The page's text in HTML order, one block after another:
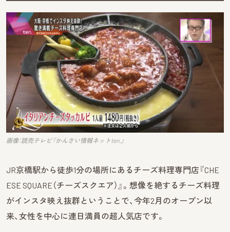
画像：読売テレビ『かんさい情報ネットten.』
JR京橋駅から徒歩1分の場所にあるチーズ料理専門店『CHE
ESE SQUARE（チーズスクエア）』。想像を絶するチーズ料理
がインスタ映え抜群ということで、今年2月のオープン以
来、女性を中心に連日満員の超人気店です。